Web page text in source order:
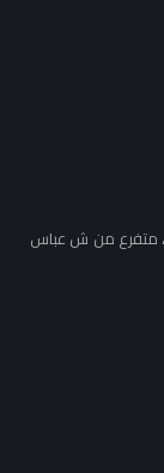
متفرع من ش عباس